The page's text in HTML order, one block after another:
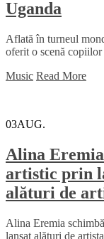
Uganda
Aflată în turneul
oferit o scenă
Music Read More
03AUG.
Alina
artistic prin
alături de
Alina Eremia
lansat alături de